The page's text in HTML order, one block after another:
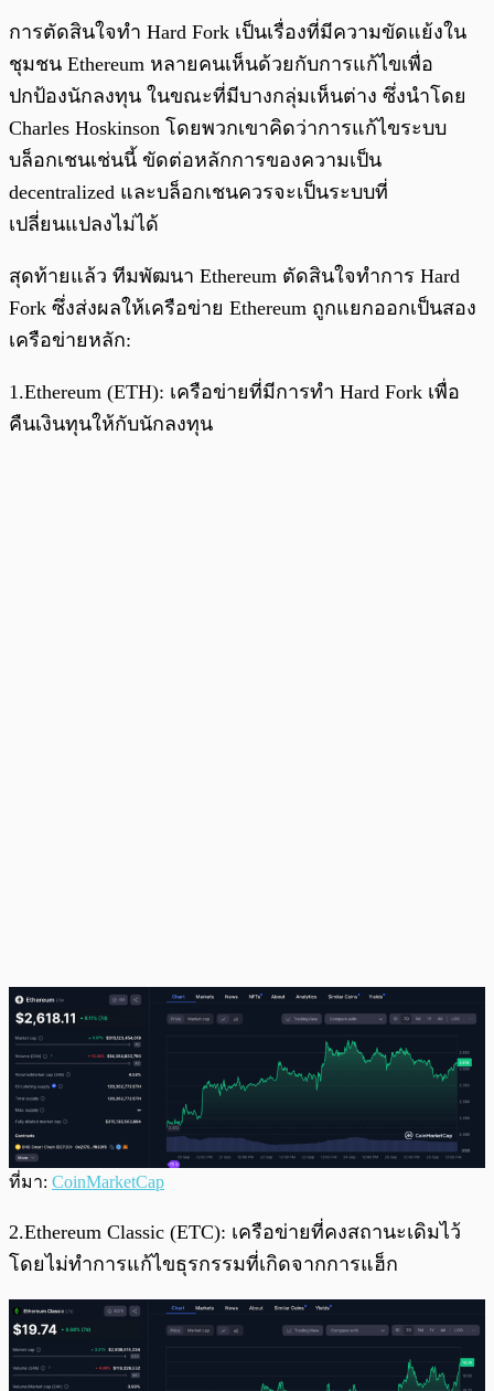
การตัดสินใจทำ Hard Fork เป็นเรื่องที่มีความขัดแย้งใน
ชุมชน Ethereum หลายคนเห็นด้วยกับการแก้ไขเพื่อ
ปกป้องนักลงทุน ในขณะที่มีบางกลุ่มเห็นต่าง ซึ่งนำโดย
Charles Hoskinson โดยพวกเขาคิดว่าการแก้ไขระบบ
บล็อกเชนเช่นนี้ ขัดต่อหลักการของความเป็น
decentralized และบล็อกเชนควรจะเป็นระบบที่
เปลี่ยนแปลงไม่ได้
สุดท้ายแล้ว ทีมพัฒนา Ethereum ตัดสินใจทำการ Hard
Fork ซึ่งส่งผลให้เครือข่าย Ethereum ถูกแยกออกเป็นสอง
เครือข่ายหลัก:
1.Ethereum (ETH): เครือข่ายที่มีการทำ Hard Fork เพื่อ
คืนเงินทุนให้กับนักลงทุน
ที่มา: CoinMarketCap
2.Ethereum Classic (ETC): เครือข่ายที่คงสถานะเดิมไว้
โดยไม่ทำการแก้ไขธุรกรรมที่เกิดจากการแฮ็ก